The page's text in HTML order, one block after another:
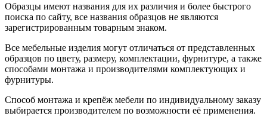
Образцы имеют названия для их различия и более быстрого
поиска по сайту, все названия образцов не являются
зарегистрированным товарным знаком.
Все мебельные изделия могут отличаться от представленных
образцов по цвету, размеру, комплектации, фурнитуре, а также
способами монтажа и производителями комплектующих и
фурнитуры.
Способ монтажа и крепёж мебели по индивидуальному заказу
выбирается производителем по возможности её применения.